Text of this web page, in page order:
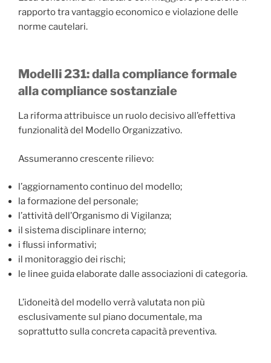
rapporto tra vantaggio economico e violazione delle
norme cautelari.
Modelli 231: dalla compliance formale
alla compliance sostanziale
La riforma attribuisce un ruolo decisivo all’effettiva
funzionalità del Modello Organizzativo.
Assumeranno crescente rilievo:
l’aggiornamento continuo del modello;
la formazione del personale;
l’attività dell’Organismo di Vigilanza;
il sistema disciplinare interno;
i flussi informativi;
il monitoraggio dei rischi;
le linee guida elaborate dalle associazioni di categoria.
L’idoneità del modello verrà valutata non più
esclusivamente sul piano documentale, ma
soprattutto sulla concreta capacità preventiva.